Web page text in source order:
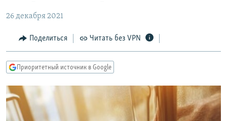
Вернутся
Вернутся
поиску
МНЕНИЯ
КУЛЬТУРА
КАВКАЗ.РЕАЛИИ
СЕВЕР.РЕАЛИИ
СИБИРЬ.РЕАЛИИ
26 декабря 2021
Поделиться Читать без VPN
Приоритетный источник в Google